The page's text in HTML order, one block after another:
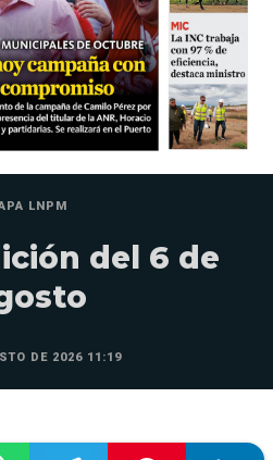
LNPM
del 6 de
DE 2026 11:19